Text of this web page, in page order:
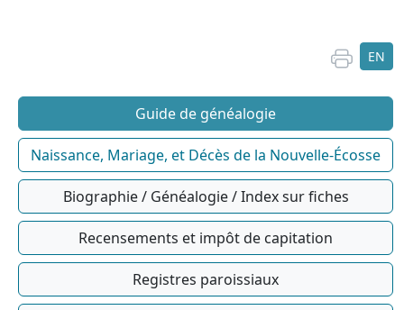
EN
Guide de généalogie
Naissance, Mariage, et Décès de la Nouvelle-Écosse
Biographie / Généalogie / Index sur fiches
Recensements et impôt de capitation
Registres paroissiaux